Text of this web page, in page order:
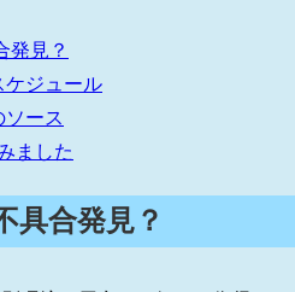
発見？
ケジュール
ソース
ました
具合発見？